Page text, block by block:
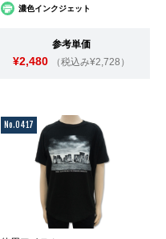
濃色インクジェット
参考単価
¥2,480 （税込み¥2,728）
No.0417